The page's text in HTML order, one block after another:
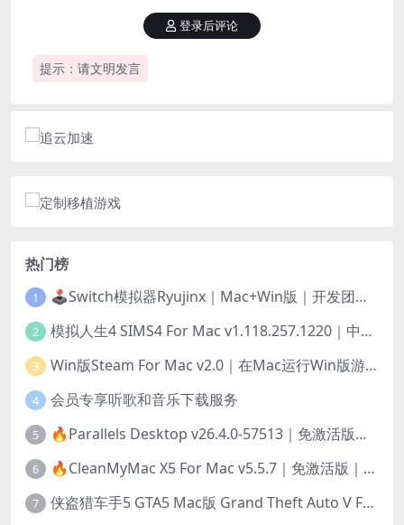
提示：请文明发言
登录后评论
热门榜
1 🕹️Switch模拟器Ryujinx｜Mac+Win版｜开发团队已解散此乃最后的绝唱版本
2 模拟人生4 SIMS4 For Mac v1.118.257.1220｜中文原生版｜无限金币｜全100DLC
3 Win版Steam For Mac v2.0｜在Mac运行Win版游戏！｜升级GPTK4.0支持！
4 会员专享听歌和音乐下载服务
5 🔥Parallels Desktop v26.4.0-57513｜免激活版｜在Mac上安装Windows/Linux等系统[赠Windows激活]
6 🔥CleanMyMac X5 For Mac v5.5.7｜免激活版｜macOS系统优化/清理神器
7 侠盗猎车手5 GTA5 Mac版 Grand Theft Auto V For Mac｜中文破解版